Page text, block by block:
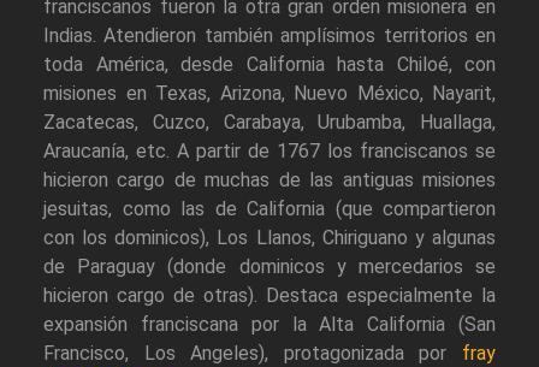
franciscanos fueron la otra gran orden misionera en
Indias. Atendieron también amplísimos territorios en
toda América, desde California hasta Chiloé, con
misiones en Texas, Arizona, Nuevo México, Nayarit,
Zacatecas, Cuzco, Carabaya, Urubamba, Huallaga,
Araucanía, etc. A partir de 1767 los franciscanos se
hicieron cargo de muchas de las antiguas misiones
jesuitas, como las de California (que compartieron
con los dominicos), Los Llanos, Chiriguano y algunas
de Paraguay (donde dominicos y mercedarios se
hicieron cargo de otras). Destaca especialmente la
expansión franciscana por la Alta California (San
Francisco, Los Angeles), protagonizada por fray